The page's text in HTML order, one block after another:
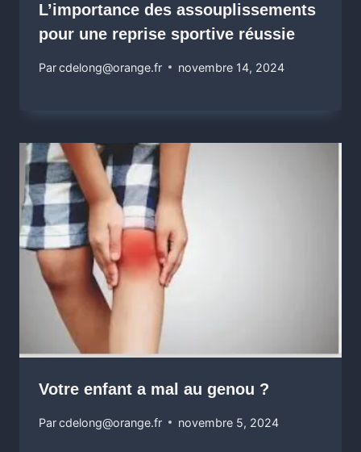
L’importance des assouplissements
pour une reprise sportive réussie
Parcdelong@orange.fr novembre 14, 2024
Votre enfant a mal au genou ?
Parcdelong@orange.fr novembre 5, 2024